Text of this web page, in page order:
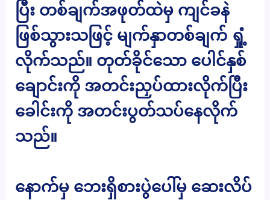
ပြီး တစ်ချက်အဖုတ်ထဲမှ ကျင်ခနဲ
ဖြစ်သွားသဖြင့် မျက်နှာတစ်ချက် ရှုံ့
လိုက်သည်။ တုတ်ခိုင်သော ပေါင်နှစ်
ချောင်းကို အတင်းညှပ်ထားလိုက်ပြီး
ခေါင်းကို အတင်းပွတ်သပ်နေလိုက်
သည်။
နောက်မှ ဘေးရှိစားပွဲပေါ်မှ ဆေးလိပ်